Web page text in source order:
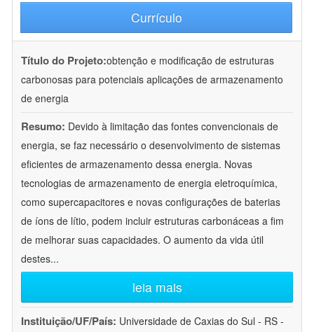
Currículo
Título do Projeto:obtenção e modificação de estruturas
carbonosas para potenciais aplicações de armazenamento
de energia
Resumo: Devido à limitação das fontes convencionais de
energia, se faz necessário o desenvolvimento de sistemas
eficientes de armazenamento dessa energia. Novas
tecnologias de armazenamento de energia eletroquímica,
como supercapacitores e novas configurações de baterias
de íons de lítio, podem incluir estruturas carbonáceas a fim
de melhorar suas capacidades. O aumento da vida útil
destes...
leia mais
Instituição/UF/País: Universidade de Caxias do Sul - RS -